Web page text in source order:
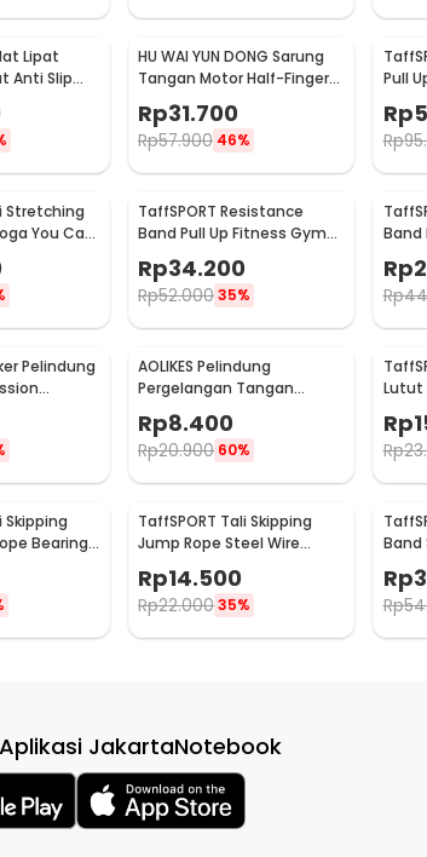
Lipat
Anti Slip
Q4
HU WAI YUN DONG Sarung
Tangan Motor Half-Finger
Anti Slip Riding Glove L -
HWYD
Rp31.700
Rp57.900 46%
Pull
Rp
Rp
Stretching
You Can
TaffSPORT Resistance
Band Pull Up Fitness Gym
Yoga Pilates Latex Size L -
Y66OR
Rp34.200
Rp52.00035%
Band
Rp
Rp
Pelindung
AOLIKES Pelindung
Pergelangan Tangan
Support Fitness Olahraga -
1526
Rp8.400
Rp20.900 60%
Lutut
XL -
Rp
Rp
Skipping
Bearing
TaffSPORT Tali Skipping
Jump Rope Steel Wire
Rp14.500
Rp22.00035%
Band
Rp
Rp
JakartaNotebook